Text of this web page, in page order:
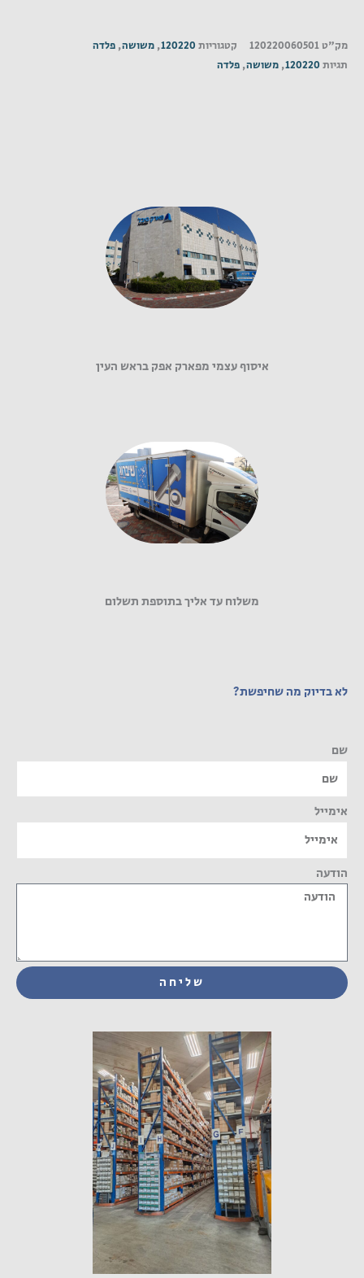
מק"ט120220060501 קטגוריות 120220
, משושה, פלדה
תגיות 120220
, משושה, פלדה
איסוף עצמי מפארק אפק בראש העין
משלוח עד אליך בתוספת תשלום
לא בדיוק מה שחיפשת?
שם
אימייל
הודעה
שליחה